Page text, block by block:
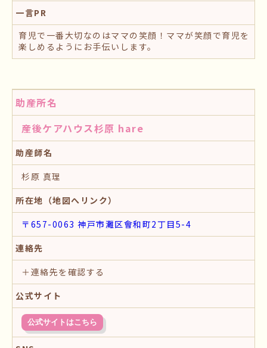
一言PR
育児で一番大切なのはママの笑顔！ママが笑顔で育児を
楽しめるようにお手伝いします。
助産所名
産後ケアハウス杉原 hare
助産師名
杉原 真理
所在地（地図へリンク）
〒657-0063 神戸市灘区會和町2丁目5-4
連絡先
＋連絡先を確認する
公式サイト
公式サイトはこちら